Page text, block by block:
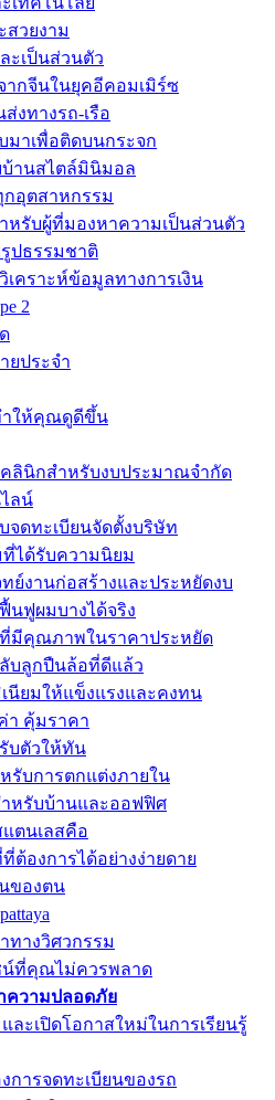
สวยงาม
ะเป็นส่วนตัว
ากจีนในยุคอีคอมเมิร์ซ
งทางรถ-เรือ
มาเพื่อติดบนกระจก
บ้านสไตล์มินิมอล
กอุตสาหกรรม
หรับผู้ที่มองหาความเป็นส่วนตัว
รูปธรรมชาติ
คราะห์ข้อมูลทางการเงิน
2
ยประจำ
ำให้คุณดูดีขึ้น
ลินิกสำหรับงบประมาณจำกัด
ลน์
จดทะเบียนจัดตั้งบริษัท
ที่ได้รับความนิยม
ย์งานก่อสร้างและประหยัดงบ
ฟูผมบางได้จริง
มีคุณภาพในราคาประหยัด
บลูกปืนล้อที่ดีแล้ว
นียมให้แข็งแรงและคงทน
า คุ้มราคา
บตัวให้ทัน
รับการตกแต่งภายใน
ำหรับบ้านและออฟฟิศ
ตนเลสคือ
ต้องการได้อย่างง่ายดาย
ของตน
ทางวิศวกรรม
ชน์ที่คุณไม่ควรพลาด
ความปลอดภัย
ละเปิดโอกาสใหม่ในการเรียนรู้
การจดทะเบียนของรถ